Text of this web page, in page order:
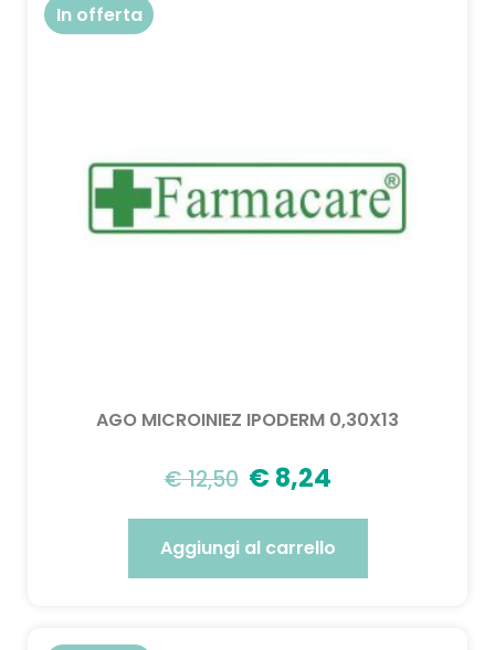
In offerta
AGO MICROINIEZ IPODERM 0,30X13
€12,50 € 8,24
Aggiungi al carrello